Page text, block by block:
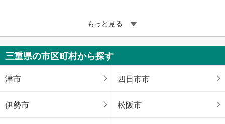
もっと見る
三重県の市区町村から探す
津市 四日市市
伊勢市 松阪市